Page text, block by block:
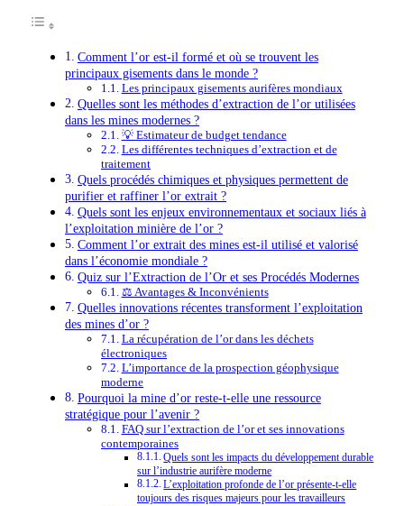
Comment l’or est-il formé et où se trouvent les
principaux gisements dans le monde ?
Les principaux gisements aurifères mondiaux
Quelles sont les méthodes d’extraction de l’or utilisées
dans les mines modernes ?
💡 Estimateur de budget tendance
Les différentes techniques d’extraction et de
traitement
Quels procédés chimiques et physiques permettent de
purifier et raffiner l’or extrait ?
Quels sont les enjeux environnementaux et sociaux liés à
l’exploitation minière de l’or ?
Comment l’or extrait des mines est-il utilisé et valorisé
dans l’économie mondiale ?
Quiz sur l’Extraction de l’Or et ses Procédés Modernes
⚖️ Avantages & Inconvénients
Quelles innovations récentes transforment l’exploitation
des mines d’or ?
La récupération de l’or dans les déchets
électroniques
L’importance de la prospection géophysique
moderne
Pourquoi la mine d’or reste-t-elle une ressource
stratégique pour l’avenir ?
FAQ sur l’extraction de l’or et ses innovations
contemporaines
Quels sont les impacts du développement durable
sur l’industrie aurifère moderne
L’exploitation profonde de l’or présente-t-elle
toujours des risques majeurs pour les travailleurs